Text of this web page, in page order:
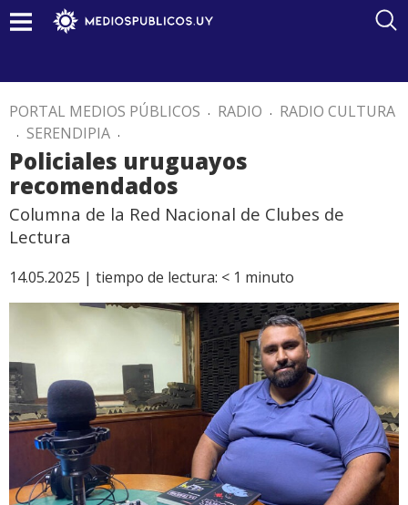
PORTAL MEDIOS PÚBLICOS . RADIO . RADIO CULTURA
. SERENDIPIA .
Policiales uruguayos
recomendados
Columna de la Red Nacional de Clubes de
Lectura
14.05.2025 | tiempo de lectura: < 1 minuto